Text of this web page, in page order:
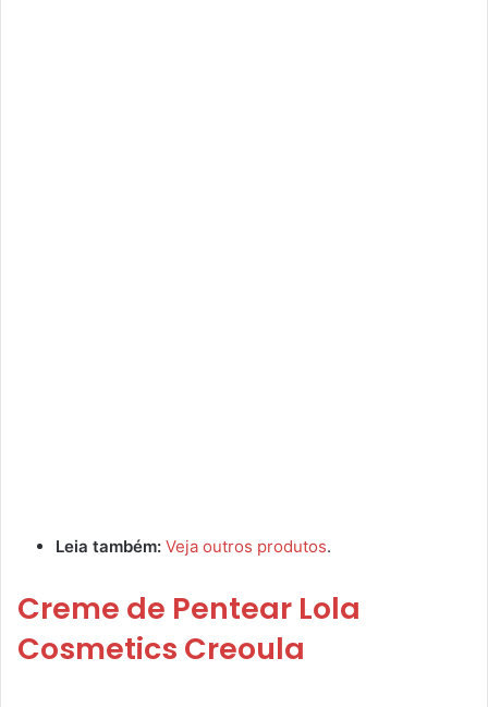
Leia também: Veja outros produtos.
Creme de Pentear Lola
Cosmetics Creoula